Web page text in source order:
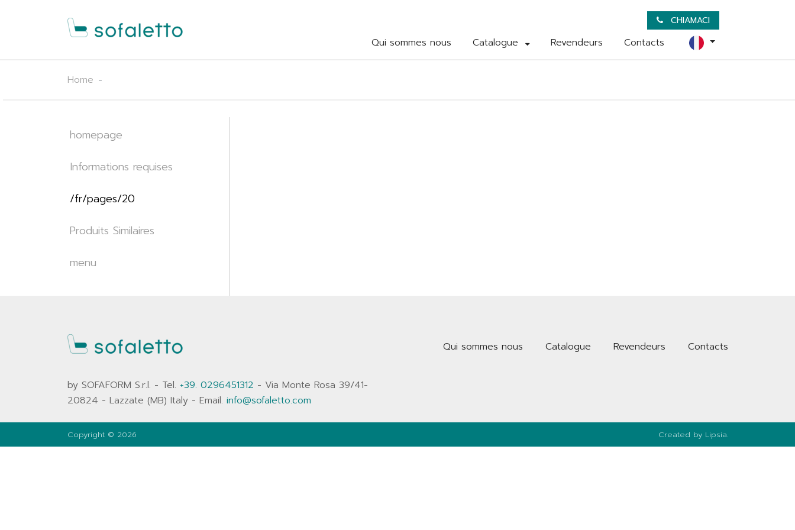
CHIAMACI
Qui sommes nous Catalogue Revendeurs Contacts
Home
homepage
Informations requises
/fr/pages/20
Produits Similaires
menu
Qui sommes nous Catalogue Revendeurs Contacts
by SOFAFORM S.r.l. - Tel. +39. 0296451312 - Via Monte Rosa 39/41-
20824 - Lazzate (MB) Italy - Email. info@sofaletto.com
Copyright © 2026 Created by Lipsia.